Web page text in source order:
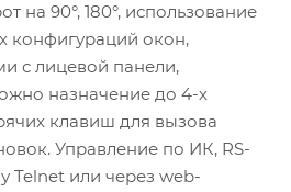
на 90°, 180°, использование
конфигураций окон,
с лицевой панели,
назначение до 4-х
клавиш для вызова
Управление по ИК, RS-
Telnet или через web-